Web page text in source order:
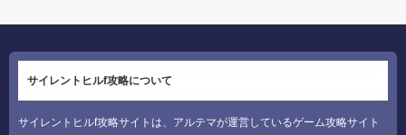
サイレントヒルf攻略について
サイレントヒルf攻略サイトは、アルテマが運営しているゲーム攻略サイト